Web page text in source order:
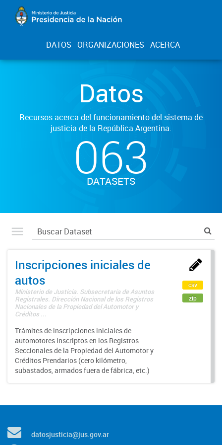
DATOS ORGANIZACIONES ACERCA
Datos
Recursos acerca del funcionamiento del sistema de
justicia de la República Argentina.
063
DATASETS
Inscripciones iniciales de
autos
Ministerio de Justicia. Subsecretaría de Asuntos
Registrales. Dirección Nacional de los Registros
Nacionales de la Propiedad del Automotor y
Créditos ...
Trámites de inscripciones iniciales de
automotores inscriptos en los Registros
Seccionales de la Propiedad del Automotor y
Créditos Prendarios (cero kilómetro,
subastados, armados fuera de fábrica, etc.)
csv
zip
datosjusticia@jus.gov.ar